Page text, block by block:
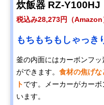
炊飯器 RZ-Y100HJ
税込み28,273円（Amazon
もちもちもしゃっき
釜の内面にはカーボンフ
ができます。 食材の焦げ
トです。メーカーがカー
います。